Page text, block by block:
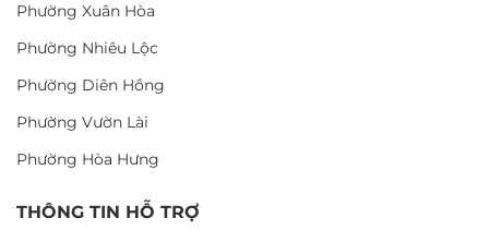
Phường Xuân Hòa
Phường Nhiêu Lộc
Phường Diên Hồng
Phường Vườn Lài
Phường Hòa Hưng
THÔNG TIN HỖ TRỢ